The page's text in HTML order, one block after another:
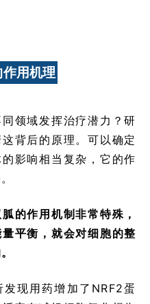
用机理
领域发挥治疗潜力？研
背后的原理。可以确定
影响相当复杂，它的作
的作用机制非常特殊，
平衡，就会对细胞的整
现用药增加了NRF2蛋